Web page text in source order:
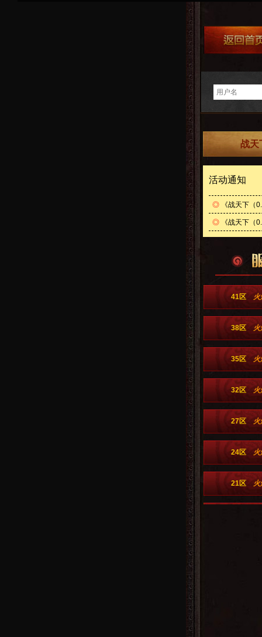
战天
活动通知
◎ 《战天下（
◎ 《战天下（
41区
38区
35区
32区
27区
24区
21区